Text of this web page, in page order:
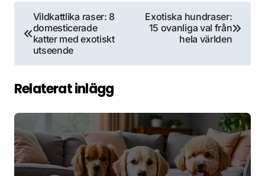
Inläggsnavigering
Vildkattlika raser: 8
domesticerade
katter med exotiskt
utseende
Exotiska hundraser:
15 ovanliga val från
hela världen
Relaterat inlägg